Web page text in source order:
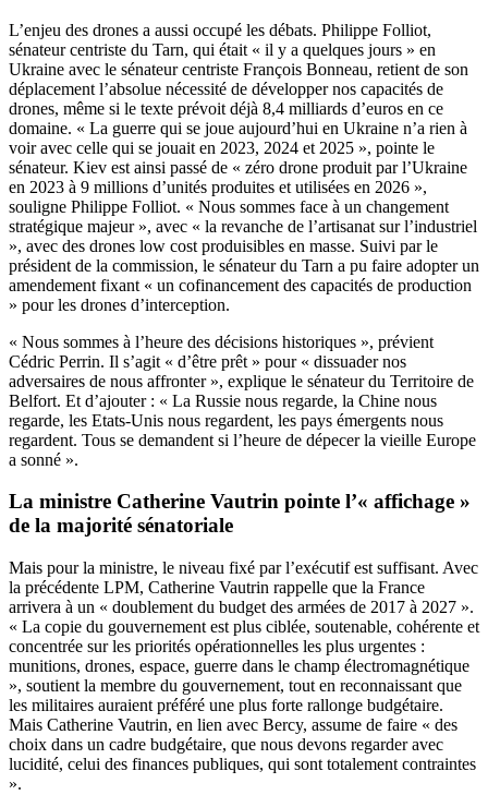
L’enjeu des drones a aussi occupé les débats. Philippe Folliot,
sénateur centriste du Tarn, qui était « il y a quelques jours » en
Ukraine avec le sénateur centriste François Bonneau, retient de son
déplacement l’absolue nécessité de développer nos capacités de
drones, même si le texte prévoit déjà 8,4 milliards d’euros en ce
domaine. « La guerre qui se joue aujourd’hui en Ukraine n’a rien à
voir avec celle qui se jouait en 2023, 2024 et 2025 », pointe le
sénateur. Kiev est ainsi passé de « zéro drone produit par l’Ukraine
en 2023 à 9 millions d’unités produites et utilisées en 2026 »,
souligne Philippe Folliot. « Nous sommes face à un changement
stratégique majeur », avec « la revanche de l’artisanat sur l’industriel
», avec des drones low cost produisibles en masse. Suivi par le
président de la commission, le sénateur du Tarn a pu faire adopter un
amendement fixant « un cofinancement des capacités de production
» pour les drones d’interception.
« Nous sommes à l’heure des décisions historiques », prévient
Cédric Perrin. Il s’agit « d’être prêt » pour « dissuader nos
adversaires de nous affronter », explique le sénateur du Territoire de
Belfort. Et d’ajouter : « La Russie nous regarde, la Chine nous
regarde, les Etats-Unis nous regardent, les pays émergents nous
regardent. Tous se demandent si l’heure de dépecer la vieille Europe
a sonné ».
La ministre Catherine Vautrin pointe l’« affichage »
de la majorité sénatoriale
Mais pour la ministre, le niveau fixé par l’exécutif est suffisant. Avec
la précédente LPM, Catherine Vautrin rappelle que la France
arrivera à un « doublement du budget des armées de 2017 à 2027 ».
« La copie du gouvernement est plus ciblée, soutenable, cohérente et
concentrée sur les priorités opérationnelles les plus urgentes :
munitions, drones, espace, guerre dans le champ électromagnétique
», soutient la membre du gouvernement, tout en reconnaissant que
les militaires auraient préféré une plus forte rallonge budgétaire.
Mais Catherine Vautrin, en lien avec Bercy, assume de faire « des
choix dans un cadre budgétaire, que nous devons regarder avec
lucidité, celui des finances publiques, qui sont totalement contraintes
».